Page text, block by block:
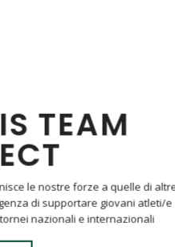
TEAM
le nostre forze a quelle di
di supportare giovani atleti/
nazionali e internazionali